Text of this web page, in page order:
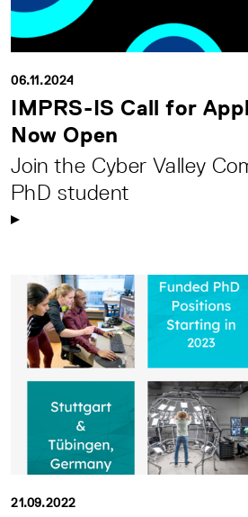
06.11.2024
IMPRS-IS Call for
Now Open
Join the Cyber Valley
PhD student
21.09.2022